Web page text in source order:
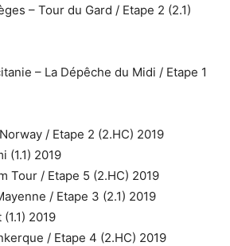
– Tour du Gard / Etape 2 (2.1)
– La Dépêche du Midi / Etape 1
/ Etape 2 (2.HC) 2019
(1.1) 2019
Tour / Etape 5 (2.HC) 2019
/ Etape 3 (2.1) 2019
2019
/ Etape 4 (2.HC) 2019